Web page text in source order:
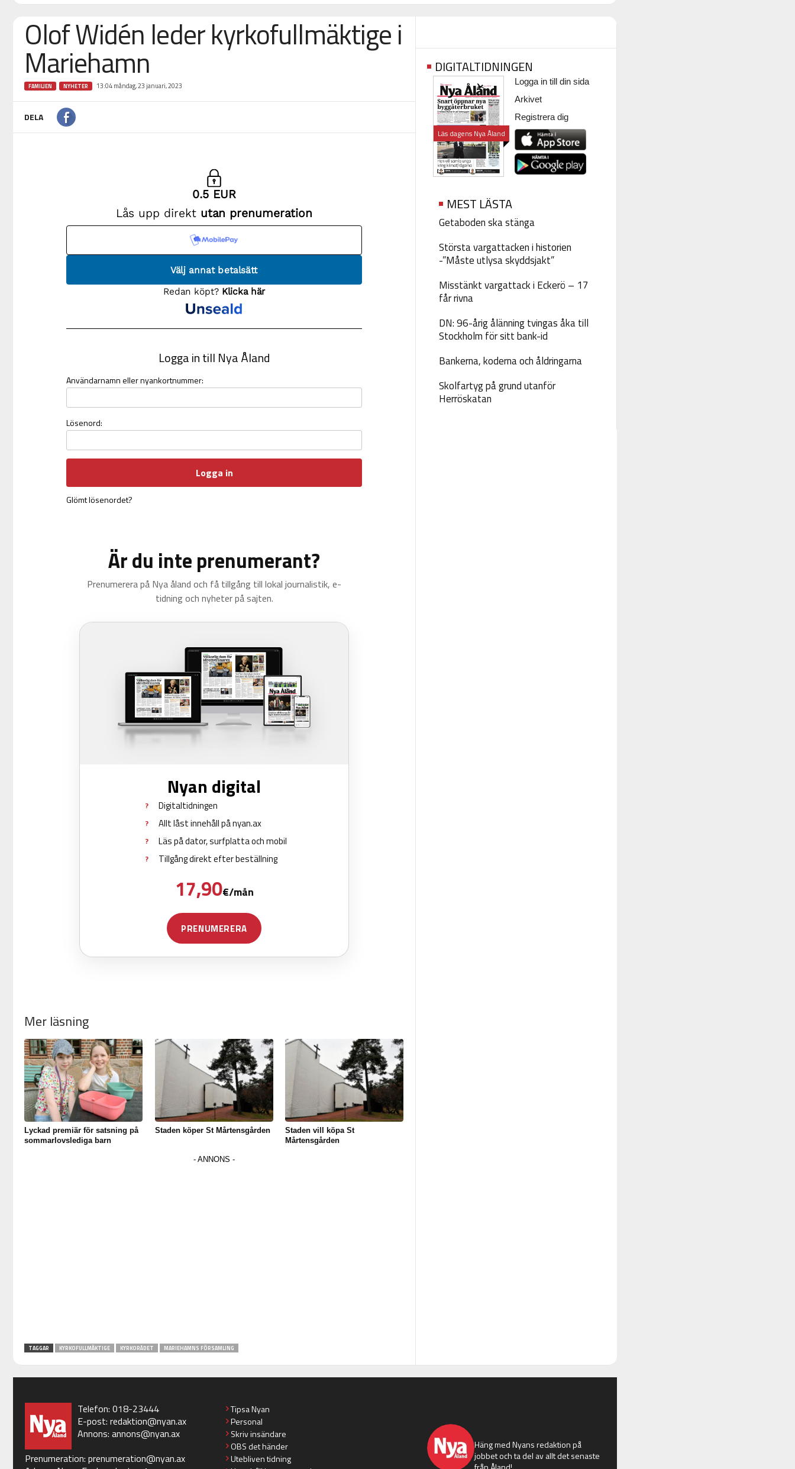
Olof Widén leder kyrkofullmäktige i
Mariehamn
FAMILJEN NYHETER 13:04 måndag, 23 januari, 2023
DELA
Mer läsning
Lyckad premiär för satsning på
sommarlovslediga barn
Staden köper St Mårtensgården
Staden vill köpa St
Mårtensgården
TAGGAR KYRKOFULLMÄKTIGE KYRKORÅDET MARIEHAMNS FÖRSAMLING
DIGITALTIDNINGEN
Läs dagens Nya Åland
Logga in till din sida
Arkivet
Registrera dig
MEST LÄSTA
Getaboden ska stänga
Största vargattacken i historien
-”Måste utlysa skyddsjakt”
Misstänkt vargattack i Eckerö – 17
får rivna
DN: 96-årig ålänning tvingas åka till
Stockholm för sitt bank-id
Bankerna, koderna och åldringarna
Skolfartyg på grund utanför
Herröskatan
Telefon: 018-23444
E-post: redaktion@nyan.ax
Annons: annons@nyan.ax
Prenumeration: prenumeration@nyan.ax
Tipsa Nyan
Personal
Skriv insändare
OBS det händer
Utebliven tidning
Häng med Nyans redaktion på
jobbet och ta del av allt det senaste